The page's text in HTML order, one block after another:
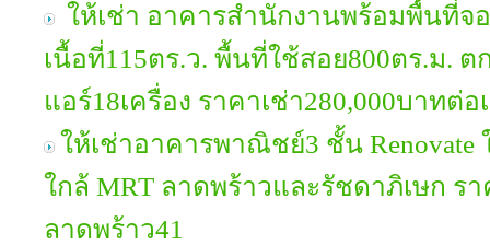
ให้เช่า อาคารสำนักงานพร้อมพื้นที่จ
เนื้อที่115ตร.ว. พื้นที่ใช้สอย800ตร.ม.
แอร์18เครื่อง ราคาเช่า280,000บาทต่อ
ให้เช่าอาคารพาณิชย์3 ชั้น
ใกล้ MRT ลาดพร้าวและรัชดาภิเษก ร
ลาดพร้าว41